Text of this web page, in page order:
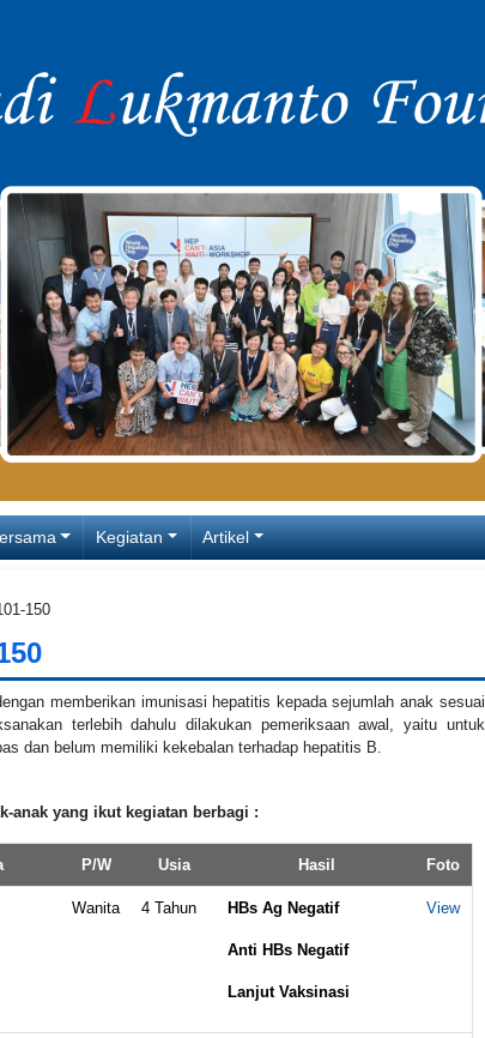
Kegiatan Artikel
150
memberikan imunisasi hepatitis kepada sejumlah anak sesuai
terlebih dahulu dilakukan pemeriksaan awal, yaitu untuk
dan belum memiliki kekebalan terhadap hepatitis B.
anak yang ikut kegiatan berbagi :
P/W Usia Hasil Foto
Wanita 4 Tahun HBs Ag Negatif
Anti HBs Negatif
Lanjut Vaksinasi
View